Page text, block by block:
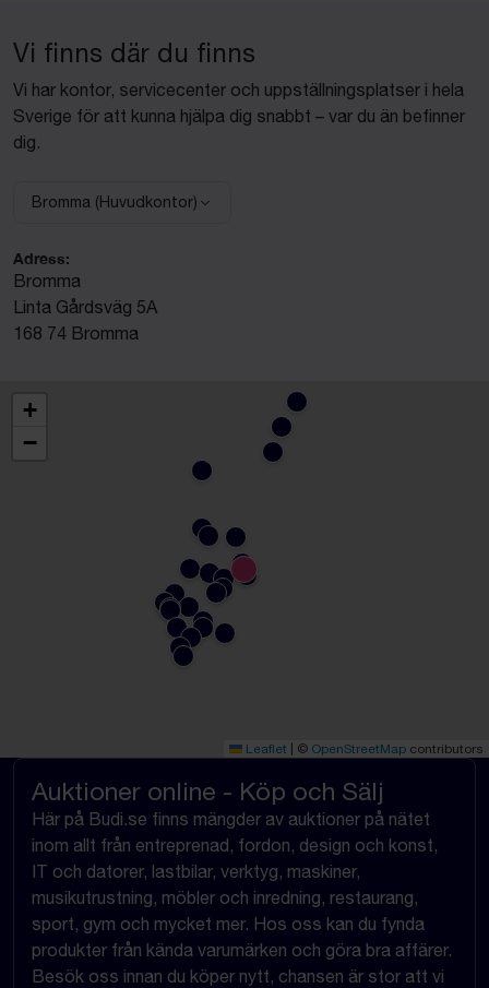
Vi finns där du finns
Vi har kontor, servicecenter och uppställningsplatser i hela
Sverige för att kunna hjälpa dig snabbt – var du än befinner
dig.
Välj anläggning:
Bromma (Huvudkontor)
Adress:
Bromma
Linta Gårdsväg 5A
168 74 Bromma
+
−
Leaflet © OpenStreetMap contributors
Auktioner online - Köp och Sälj
Här på Budi.se finns mängder av auktioner på nätet
inom allt från entreprenad, fordon, design och konst,
IT och datorer, lastbilar, verktyg, maskiner,
musikutrustning, möbler och inredning, restaurang,
sport, gym och mycket mer. Hos oss kan du fynda
produkter från kända varumärken och göra bra affärer.
Besök oss innan du köper nytt, chansen är stor att vi